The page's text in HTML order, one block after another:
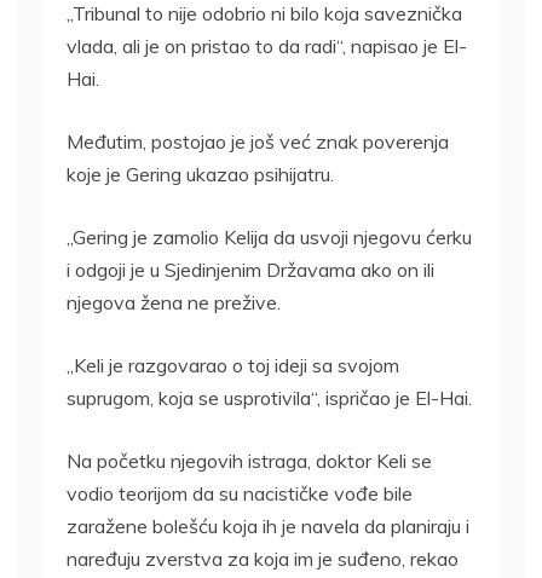
„Tribunal to nije odobrio ni bilo koja saveznička
vlada, ali je on pristao to da radi“, napisao je El-
Hai.
Međutim, postojao je još već znak poverenja
koje je Gering ukazao psihijatru.
„Gering je zamolio Kelija da usvoji njegovu ćerku
i odgoji je u Sjedinjenim Državama ako on ili
njegova žena ne prežive.
„Keli je razgovarao o toj ideji sa svojom
suprugom, koja se usprotivila“, ispričao je El-Hai.
Na početku njegovih istraga, doktor Keli se
vodio teorijom da su nacističke vođe bile
zaražene bolešću koja ih je navela da planiraju i
naređuju zverstva za koja im je suđeno, rekao